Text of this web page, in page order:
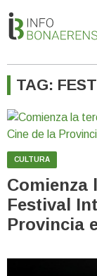
TAG:
CULTURA
Comienza
Festival
Provincia